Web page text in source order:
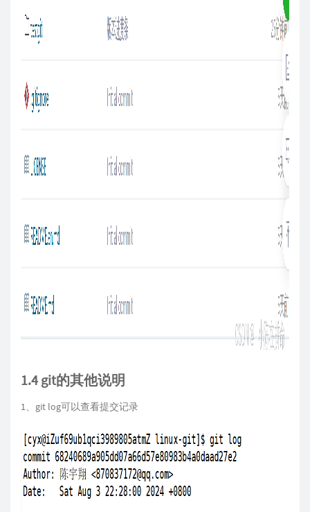
1.4 git的其他说明
1、git log可以查看提交记录